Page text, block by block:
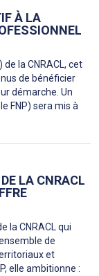
À LA
la CNRACL, cet
de bénéficier
démarche. Un
FNP) sera mis à
LA CNRACL
la CNRACL qui
de
et
elle ambitionne :